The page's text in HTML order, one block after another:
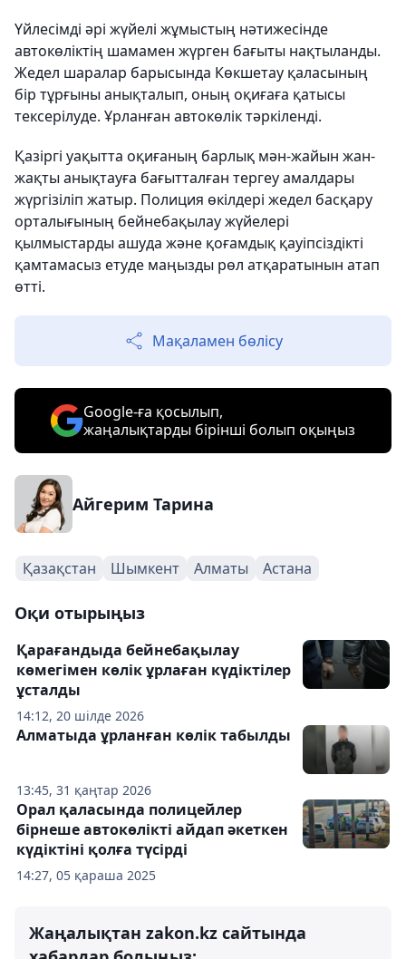
Үйлесімді әрі жүйелі жұмыстың нәтижесінде
автокөліктің шамамен жүрген бағыты нақтыланды.
Жедел шаралар барысында Көкшетау қаласының
бір тұрғыны анықталып, оның оқиғаға қатысы
тексерілуде. Ұрланған автокөлік тәркіленді.
Қазіргі уақытта оқиғаның барлық мән-жайын жан-
жақты анықтауға бағытталған тергеу амалдары
жүргізіліп жатыр. Полиция өкілдері жедел басқару
орталығының бейнебақылау жүйелері
қылмыстарды ашуда және қоғамдық қауіпсіздікті
қамтамасыз етуде маңызды рөл атқаратынын атап
өтті.
Мақаламен бөлісу
Google-ға қосылып,
жаңалықтарды бірінші болып оқыңыз
Айгерим Тарина
Қазақстан Шымкент Алматы Астана
Оқи отырыңыз
14:12, 20 шілде 2026
Қарағандыда бейнебақылау
көмегімен көлік ұрлаған күдіктілер
ұсталды
13:45, 31 қаңтар 2026
Алматыда ұрланған көлік табылды
14:27, 05 қараша 2025
Орал қаласында полицейлер
бірнеше автокөлікті айдап әкеткен
күдіктіні қолға түсірді
Жаңалықтан zakon.kz сайтында